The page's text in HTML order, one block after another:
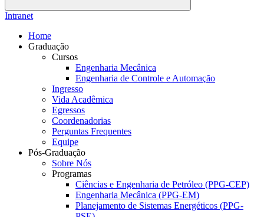
Buscar
Intranet
Home
Graduação
Cursos
Engenharia Mecânica
Engenharia de Controle e Automação
Ingresso
Vida Acadêmica
Egressos
Coordenadorias
Perguntas Frequentes
Equipe
Pós-Graduação
Sobre Nós
Programas
Ciências e Engenharia de Petróleo (PPG-CEP)
Engenharia Mecânica (PPG-EM)
Planejamento de Sistemas Energéticos (PPG-